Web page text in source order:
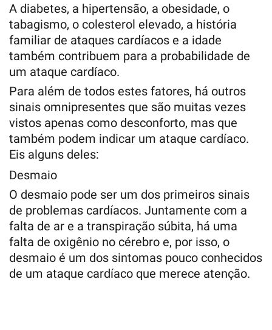
A diabetes, a hipertensão, a obesidade, o
tabagismo, o colesterol elevado, a história
familiar de ataques cardíacos e a idade
também contribuem para a probabilidade de
um ataque cardíaco.
Para além de todos estes fatores, há outros
sinais omnipresentes que são muitas vezes
vistos apenas como desconforto, mas que
também podem indicar um ataque cardíaco.
Eis alguns deles:
Desmaio
O desmaio pode ser um dos primeiros sinais
de problemas cardíacos. Juntamente com a
falta de ar e a transpiração súbita, há uma
falta de oxigênio no cérebro e, por isso, o
desmaio é um dos sintomas pouco conhecidos
de um ataque cardíaco que merece atenção.